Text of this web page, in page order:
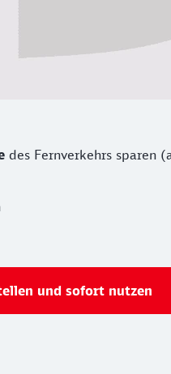
des Fernverkehrs sparen
und sofort nutzen